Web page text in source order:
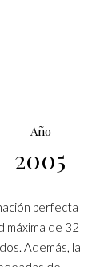
Año
2005
perfecta
máxima de 32
Además, la